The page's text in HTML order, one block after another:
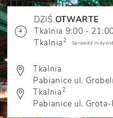
DZIŚ OTWARTE
Tkalnia 9:00 -
Tkalnia2 Sprawdź
Tkalnia
Pabianice ul.
Tkalnia2
Pabianice ul.